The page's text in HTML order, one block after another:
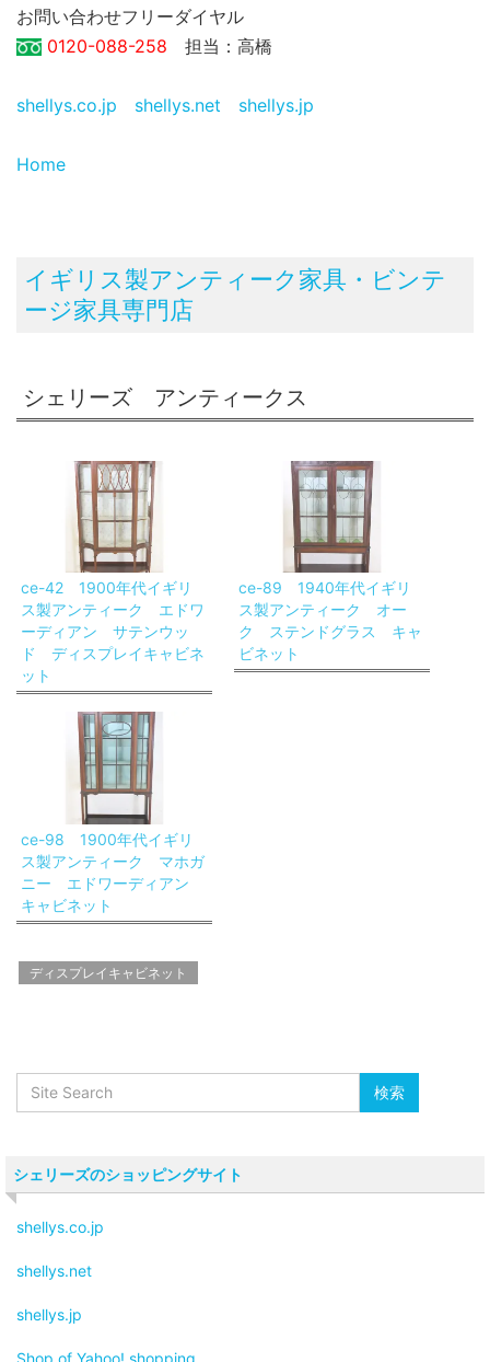
お問い合わせフリーダイヤル
0120-088-258 担当：高橋
shellys.co.jp shellys.net shellys.jp
Home
イギリス製アンティーク家具・ビンテ
ージ家具専門店
シェリーズ アンティークス
ce-42 1900年代イギリ
ス製アンティーク エドワ
ーディアン サテンウッ
ド ディスプレイキャビネ
ット
ce-89 1940年代イギリ
ス製アンティーク オー
ク ステンドグラス キャ
ビネット
ce-98 1900年代イギリ
ス製アンティーク マホガ
ニー エドワーディアン
キャビネット
ディスプレイキャビネット
シェリーズのショッピングサイト
shellys.co.jp
shellys.net
shellys.jp